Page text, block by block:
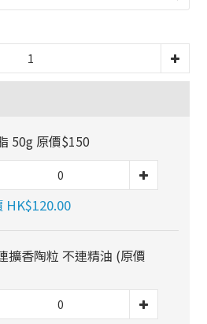
50g 原價$150
HK$120.00
擴香陶粒 不連精油 (原價